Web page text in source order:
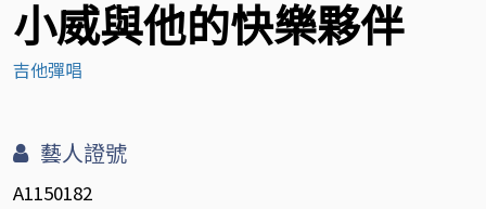
小威與他的快樂夥伴
吉他彈唱
藝人證號
A1150182